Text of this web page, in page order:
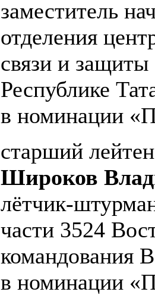
заместитель
отделения
связи и
Республике
в номинации
старший
Широков
лётчик-
части 3524
командования
в номинации